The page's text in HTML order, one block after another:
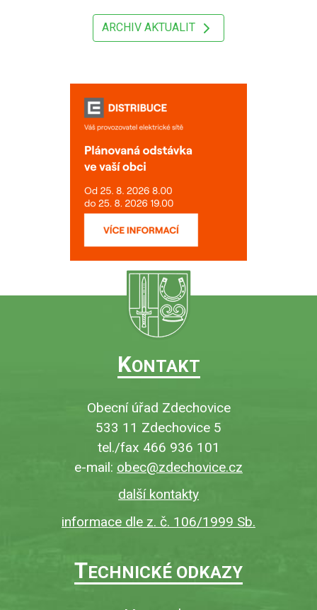
ARCHIV AKTUALIT
KONTAKT
Obecní úřad Zdechovice
533 11 Zdechovice 5
tel./fax 466 936 101
e-mail: obec@zdechovice.cz
další kontakty
informace dle z. č. 106/1999 Sb.
TECHNICKÉ ODKAZY